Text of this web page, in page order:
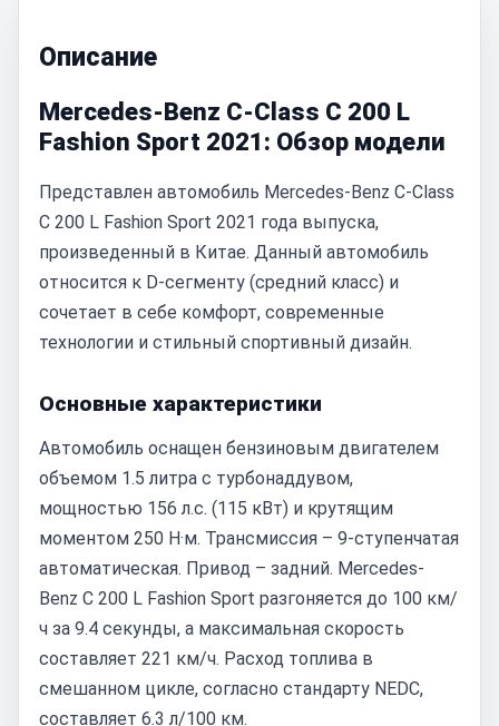
Описание
Mercedes-Benz C-Class C 200 L
Fashion Sport 2021: Обзор модели
Представлен автомобиль Mercedes-Benz C-Class
C 200 L Fashion Sport 2021 года выпуска,
произведенный в Китае. Данный автомобиль
относится к D-сегменту (средний класс) и
сочетает в себе комфорт, современные
технологии и стильный спортивный дизайн.
Основные характеристики
Автомобиль оснащен бензиновым двигателем
объемом 1.5 литра с турбонаддувом,
мощностью 156 л.с. (115 кВт) и крутящим
моментом 250 Н·м. Трансмиссия – 9-ступенчатая
автоматическая. Привод – задний. Mercedes-
Benz C 200 L Fashion Sport разгоняется до 100 км/
ч за 9.4 секунды, а максимальная скорость
составляет 221 км/ч. Расход топлива в
смешанном цикле, согласно стандарту NEDC,
составляет 6.3 л/100 км.